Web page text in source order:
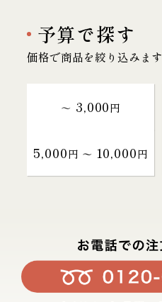
予算で探す
価格で商品を絞り込みます
～ 3,000円
5,000円 〜 10,000円